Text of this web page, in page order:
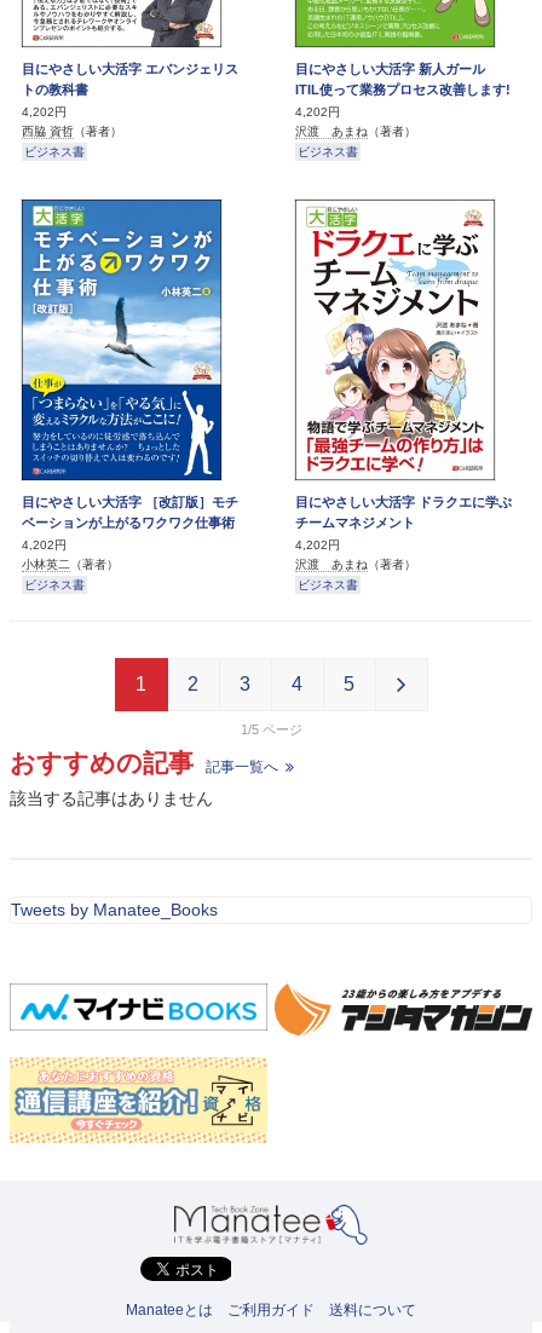
目にやさしい大活字 エバンジェリス
トの教科書
4,202円
西脇 資哲 （著者）
ビジネス書
目にやさしい大活字 新人ガール
ITIL使って業務プロセス改善します!
4,202円
沢渡 あまね （著者）
ビジネス書
目にやさしい大活字 ［改訂版］モチ
ベーションが上がるワクワク仕事術
4,202円
小林英二 （著者）
ビジネス書
目にやさしい大活字 ドラクエに学ぶ
チームマネジメント
4,202円
沢渡 あまね （著者）
ビジネス書
1/5
1 2 3 4 5
おすすめの記事 記事一覧へ
該当する記事はありません
Tweets by Manatee_Books
Manateeとは ご利用ガイド 送料について